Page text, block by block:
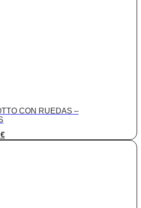
CON RUEDAS –
€El
precio